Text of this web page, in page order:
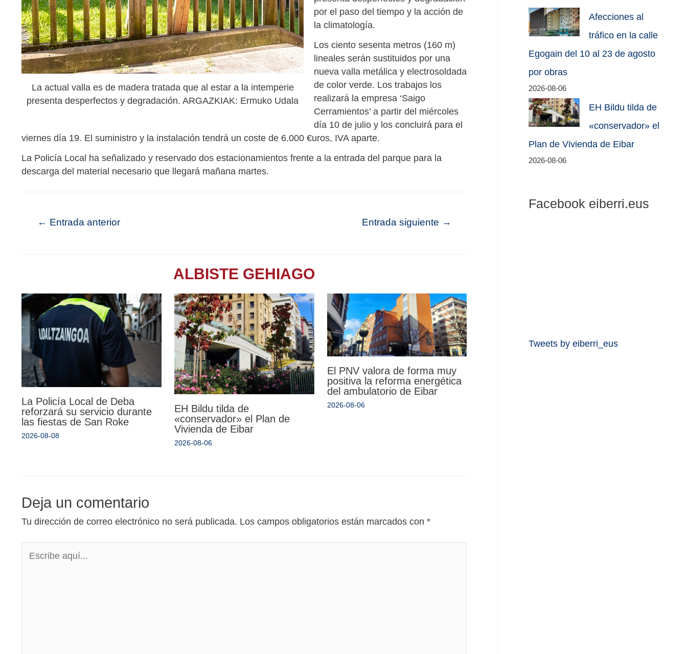
La actual valla es de madera tratada que al estar a la intemperie
presenta desperfectos y degradación. ARGAZKIAK: Ermuko Udala
por el paso del tiempo y la acción de
la climatología.
Los ciento sesenta metros (160 m)
lineales serán sustituidos por una
nueva valla metálica y electrosoldada
de color verde. Los trabajos los
realizará la empresa ‘Saigo
Cerramientos’ a partir del miércoles
día 10 de julio y los concluirá para el
viernes día 19. El suministro y la instalación tendrá un coste de 6.000 €uros, IVA aparte.
La Policía Local ha señalizado y reservado dos estacionamientos frente a la entrada del parque para la
descarga del material necesario que llegará mañana martes.
← Entrada anterior Entrada siguiente →
ALBISTE GEHIAGO
La Policía Local de Deba
reforzará su servicio durante
las fiestas de San Roke
2026-08-08
EH Bildu tilda de
«conservador» el Plan de
Vivienda de Eibar
2026-08-06
El PNV valora de forma muy
positiva la reforma energética
del ambulatorio de Eibar
2026-08-06
Deja un comentario
Tu dirección de correo electrónico no será publicada. Los campos obligatorios están marcados con *
Afecciones al
tráfico en la calle
Egogain del 10 al 23 de agosto
por obras
2026-08-06
EH Bildu tilda de
«conservador» el
Plan de Vivienda de Eibar
2026-08-06
Facebook eiberri.eus
Tweets by eiberri_eus